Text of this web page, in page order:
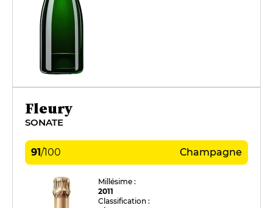
Fleury
SONATE
91/100 Champagne
Millésime :
2011
Classification :